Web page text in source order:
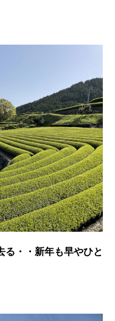
る・・新年も早やひと